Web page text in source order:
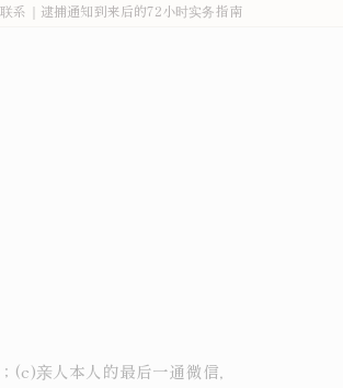
留Q&A
ーステイ
系｜逮捕通知到来后的72小时实务指南
亲人本人的最后一通微信，